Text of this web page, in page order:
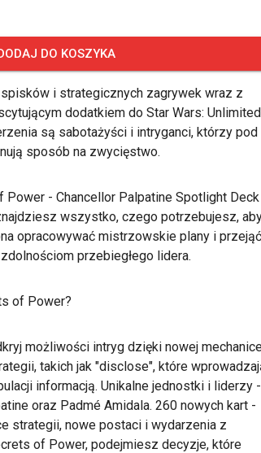
DO KOSZYKA
i strategicznych zagrywek wraz z
dodatkiem do Star Wars:
są sabotażyści i intryganci, którzy pod
sposób na zwycięstwo.
Power - Chancellor Palpatine Spotlight Deck
wszystko, czego potrzebujesz,
opracowywać mistrzowskie plany i przejąć
przebiegłego lidera.
of Power?
możliwości intryg dzięki nowej
takich jak "disclose", które
informacją. Unikalne jednostki i liderzy -
oraz Padmé Amidala. 260 nowych kart -
strategii, nowe postaci i wydarzenia z
of Power, podejmiesz decyzje, które